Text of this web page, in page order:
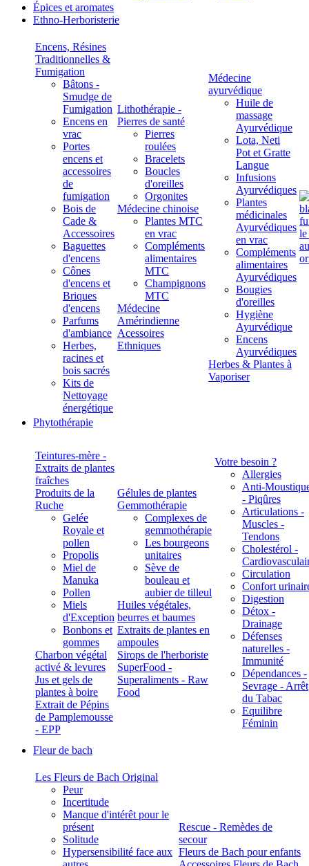
Épices et aromates
Ethno-Herboristerie
Encens, Résines
Traditionnelles &
Fumigation
Bâtons -
Smudge de
Fumigation
Encens en
vrac
Portes
encens et
accessoires
de
fumigation
Bois de
Cade &
Accessoires
Baguettes
d'encens
Cônes
d'encens et
Briques
d'encens
Parfums
d'ambiance
Herbes,
racines et
bois sacrés
Kits de
Nettoyage
énergétique
Lithothérapie -
Pierres de santé
Pierres
roulées
Bracelets
Boucles
d'oreilles
Orgonites
Médecine chinoise
Plantes MTC
en vrac
Compléments
alimentaires
MTC
Champignons
MTC
Médecine
Amérindienne
Acessoires
Ethniques
Médecine
ayurvédique
Huile de
massage
Ayurvédique
Lota, Neti
Pot et Gratte
Langue
Infusions
Ayurvédiques
Plantes
médicinales
Ayurvédiques
en vrac
Compléments
alimentaires
Ayurvédiques
Bougies
d'oreilles
Hygiène
Ayurvédique
Encens
Ayurvédiques
Herbes & Plantes à
Vaporiser
Phytothérapie
Teintures-mère -
Extraits de plantes
fraîches
Produits de la
Ruche
Gelée
Royale et
pollen
Propolis
Miel de
Manuka
Pollen
Miels
d'Exception
Bonbons et
gommes
Charbon végétal
activé & levures
Jus et gels de
plantes à boire
Extrait de Pépins
de Pamplemousse
- EPP
Gélules de plantes
Gemmothérapie
Complexes de
gemmothérapie
Les bourgeons
unitaires
Sève de
bouleau et
aubier de tilleul
Huiles végétales,
beurres et baumes
Extraits de plantes en
ampoules
Sirops de l'herboriste
SuperFood -
Superaliments - Raw
Food
Votre besoin ?
Allergies
Anti-
- Piqûres
Articulations -
Muscles -
Tendons
Cholestérol -
Circulation
Confort
Digestion
Détox -
Drainage
Défenses
naturelles -
Immunité
Dépendances -
Sevrage - Arrêt
du Tabac
Equilibre
Féminin
Fleur de bach
Les Fleurs de Bach Original
Peur
Incertitude
Manque d'intérêt pour le
présent
Solitude
Hypersensibilité face aux
Rescue - Remèdes de
secour
Fleurs de Bach pour enfants